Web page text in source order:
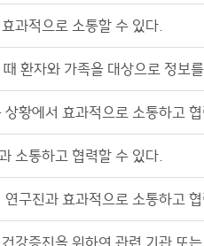
과적으로 소통할 수 있다.
환자와 가족을 대상으로 정보
황에서 효과적으로 소통하고
소통하고 협력할 수 있다.
구진과 효과적으로 소통하고